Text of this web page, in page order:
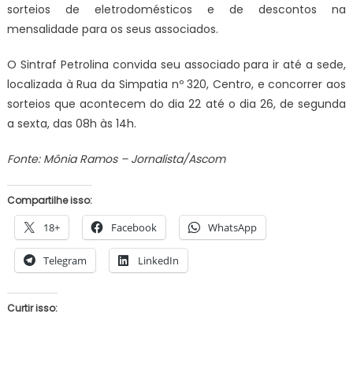
sorteios de eletrodomésticos e de descontos na
mensalidade para os seus associados.
O Sintraf Petrolina convida seu associado para ir até a sede,
localizada à Rua da Simpatia nº 320, Centro, e concorrer aos
sorteios que acontecem do dia 22 até o dia 26, de segunda
a sexta, das 08h às 14h.
Fonte: Mônia Ramos – Jornalista/Ascom
Compartilhe isso:
18+ Facebook WhatsApp
Telegram LinkedIn
Curtir isso: